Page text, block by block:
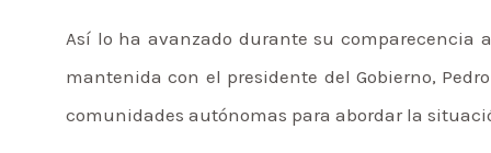
Así lo ha avanzado durante su
mantenida con el presidente del Gobierno,
comunidades autónomas para abordar la